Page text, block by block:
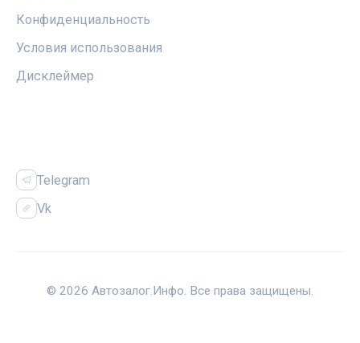
Конфиденциальность
Условия использования
Дисклеймер
Telegram
Vk
© 2026 Автозалог.Инфо. Все права защищены.